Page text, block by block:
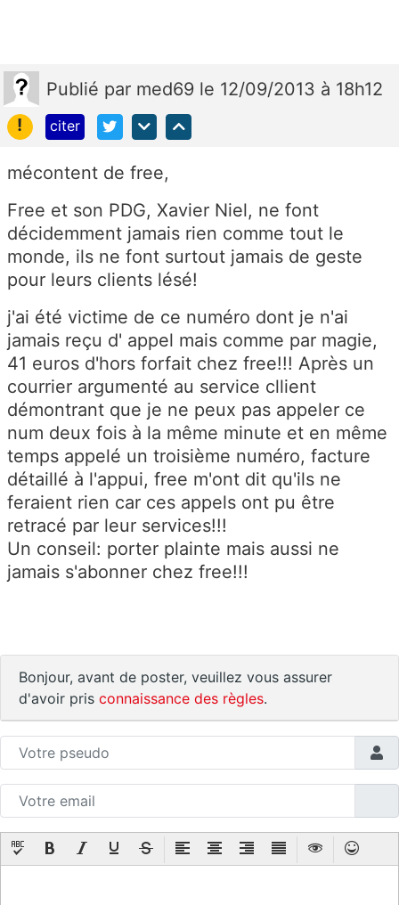
Publié par med69 le 12/09/2013 à 18h12
!
citer
mécontent de free,
Free et son PDG, Xavier Niel, ne font
décidemment jamais rien comme tout le
monde, ils ne font surtout jamais de geste
pour leurs clients lésé!
j'ai été victime de ce numéro dont je n'ai
jamais reçu d' appel mais comme par magie,
41 euros d'hors forfait chez free!!! Après un
courrier argumenté au service cllient
démontrant que je ne peux pas appeler ce
num deux fois à la même minute et en même
temps appelé un troisième numéro, facture
détaillé à l'appui, free m'ont dit qu'ils ne
feraient rien car ces appels ont pu être
retracé par leur services!!!
Un conseil: porter plainte mais aussi ne
jamais s'abonner chez free!!!
Bonjour, avant de poster, veuillez vous assurer
d'avoir pris connaissance des règles.